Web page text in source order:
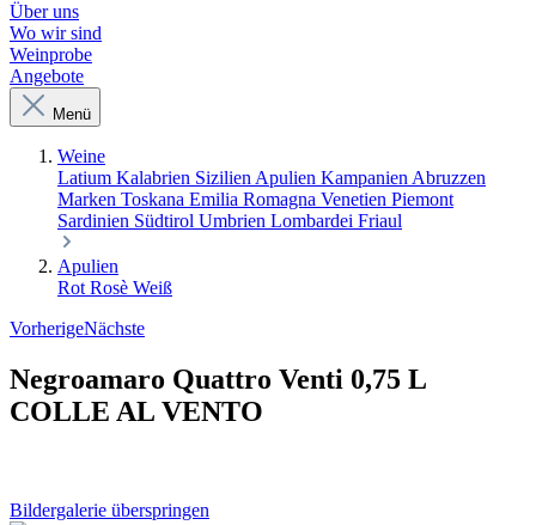
Über uns
Wo wir sind
Weinprobe
Angebote
Menü
Weine
Latium Kalabrien Sizilien Apulien Kampanien Abruzzen
Marken Toskana Emilia Romagna Venetien Piemont
Sardinien Südtirol Umbrien Lombardei Friaul
Apulien
Rot Rosè Weiß
VorherigeNächste
Negroamaro Quattro Venti 0,75 L
COLLE AL VENTO
Bildergalerie überspringen